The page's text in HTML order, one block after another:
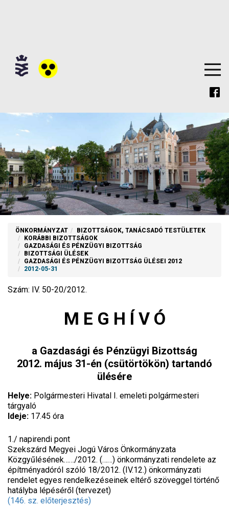
ÖNKORMÁNYZAT
BIZOTTSÁGOK, TANÁCSADÓ TESTÜLETEK
KORÁBBI BIZOTTSÁGOK
GAZDASÁGI ÉS PÉNZÜGYI BIZOTTSÁG
BIZOTTSÁGI ÜLÉSEK
GAZDASÁGI ÉS PÉNZÜGYI BIZOTTSÁG ÜLÉSEI 2012
2012-05-31
Szám: IV. 50-20/2012.
M E G H Í V Ó
a Gazdasági és Pénzügyi Bizottság
2012. május 31-én (csütörtökön) tartandó
ülésére
Helye: Polgármesteri Hivatal I. emeleti polgármesteri
tárgyaló
Ideje: 17.45 óra
1./ napirendi pont
Szekszárd Megyei Jogú Város Önkormányzata
Közgyűlésének……/2012. (……) önkormányzati rendelete az
építményadóról szóló 18/2012. (IV.12.) önkormányzati
rendelet egyes rendelkezéseinek eltérő szöveggel történő
hatályba lépéséről (tervezet)
(146. sz. előterjesztés)